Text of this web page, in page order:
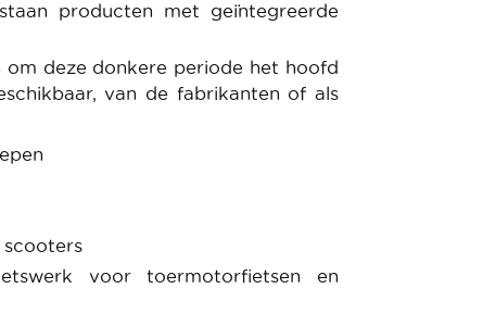
producten met geïntegreerde
deze donkere periode het hoofd
van de fabrikanten of als
scooters
voor toermotorfietsen en